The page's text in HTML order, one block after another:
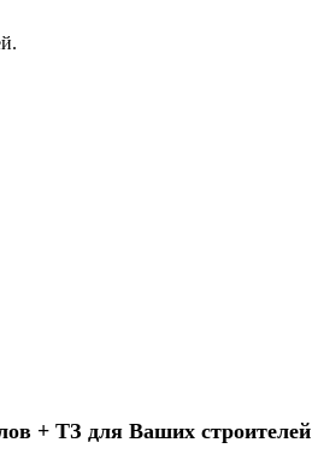
+ ТЗ для Ваших строителей